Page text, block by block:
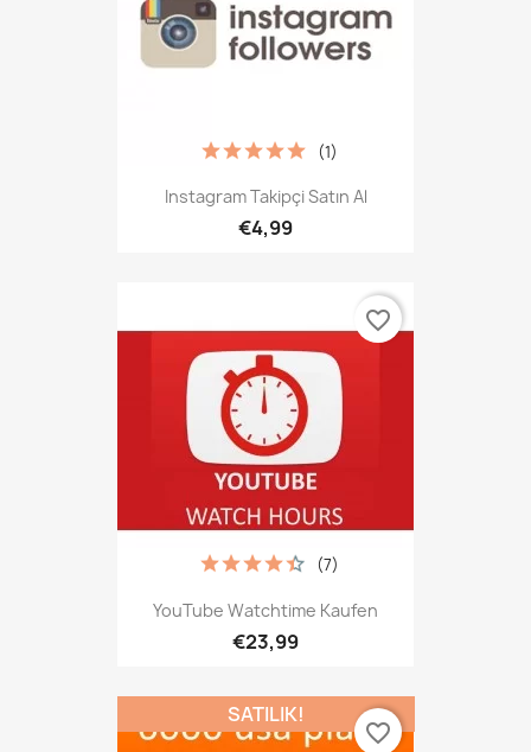
Instagram Takipçi Satın Al
€4,99
(1)
YouTube Watchtime Kaufen
€23,99
(7)
favorite_border
SATILIK!
favorite_border